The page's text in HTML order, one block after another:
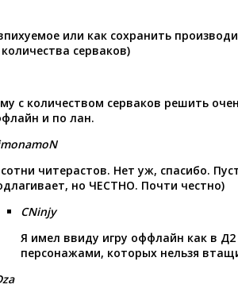
или как сохранить
серваков)
с количеством серваков решить
и по лан.
читерастов. Нет уж, спасибо.
но ЧЕСТНО. Почти честно)
CNinjy
Я имел ввиду игру оффлайн как в
персонажами, которых нельзя